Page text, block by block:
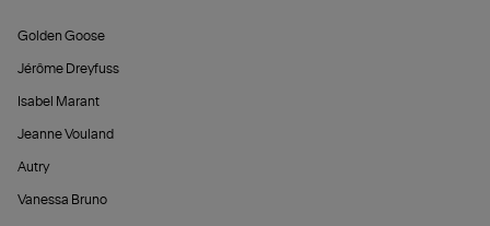
Golden Goose
Jérôme Dreyfuss
Isabel Marant
Jeanne Vouland
Autry
Vanessa Bruno